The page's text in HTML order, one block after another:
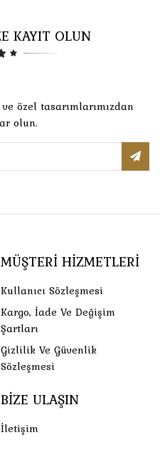
KAYIT OLUN
özel tasarımlarımızdan
olun.
MÜŞTERI HIZMETLERI
Kullanıcı Sözleşmesi
Kargo, İade Ve Değişim
Şartları
Gizlilik Ve Güvenlik
Sözleşmesi
BIZE ULAŞIN
İletişim